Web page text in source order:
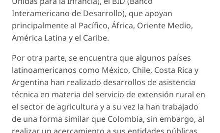
Interamericano de Desarrollo), que apoyan
principalmente al Pacífico, África, Oriente Medio,
América Latina y el Caribe.
Por otra parte, se encuentra que algunos países
latinoamericanos como México, Chile, Costa Rica y
Argentina han realizado desarrollos de asistencia
técnica en materia del servicio de extensión rural en
el sector de agricultura y a su vez la han trabajado
de una forma similar que Colombia, sin embargo, al